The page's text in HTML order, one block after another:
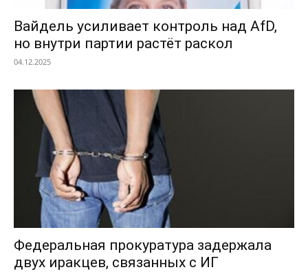
Вайдель усиливает контроль над AfD,
но внутри партии растёт раскол
04.12.2025
Федеральная прокуратура задержала
двух иракцев, связанных с ИГ